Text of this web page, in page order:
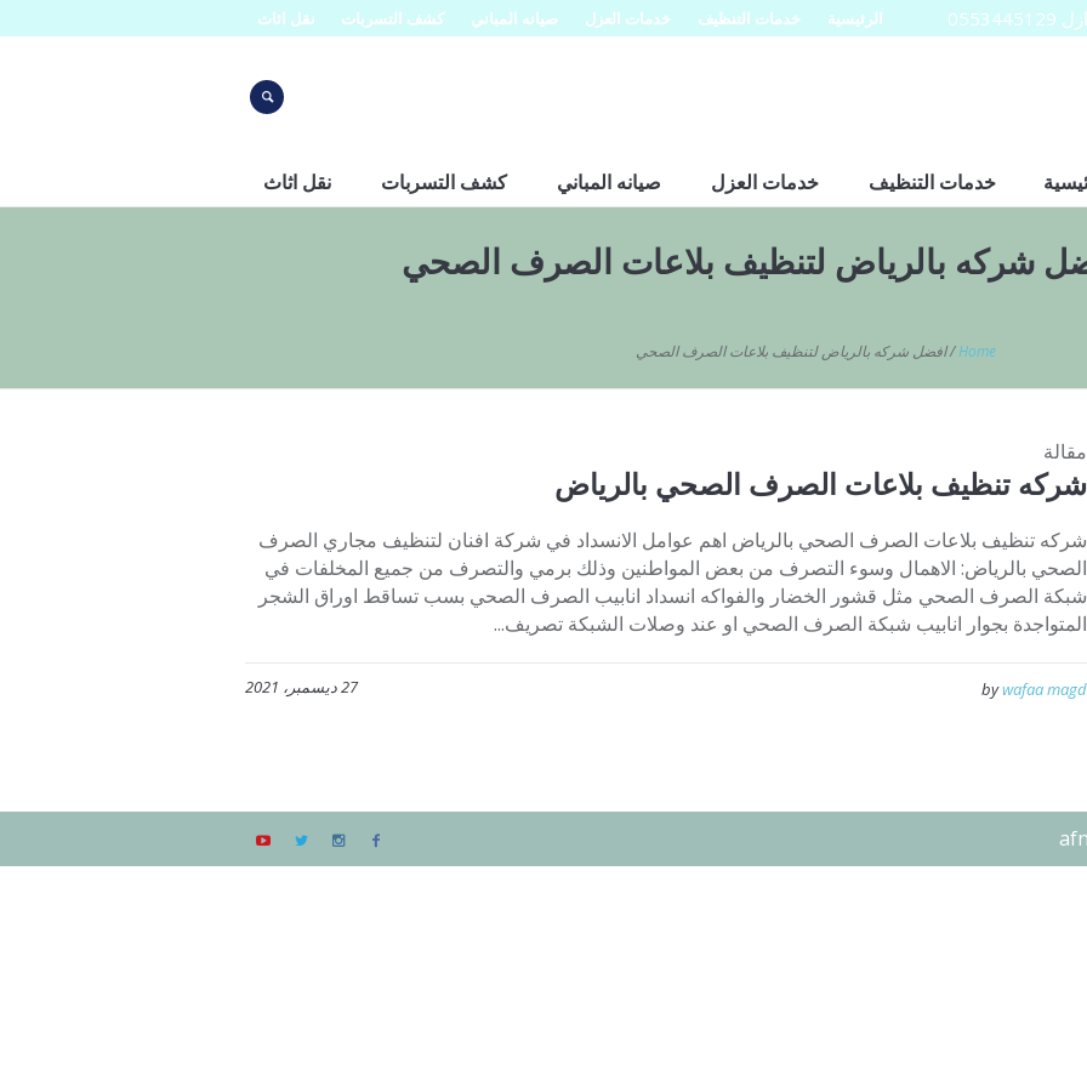
الرئيسية خدمات التنظيف خدمات العزل صيانه المباني كشف التسربات نقل اثاث
خدمات التنظيف خدمات العزل صيانه المباني كشف التسربات نقل اثاث
شركه بالرياض لتنظيف بلاعات الصرف الصحي
Home
/افضل شركه بالرياض لتنظيف بلاعات الصرف الصحي
مقالة
شركه تنظيف بلاعات الصرف الصحي بالرياض
شركه تنظيف بلاعات الصرف الصحي بالرياض اهم عوامل الانسداد في شركة افنان لتنظيف مجاري الصرف
الصحي بالرياض: الاهمال وسوء التصرف من بعض المواطنين وذلك برمي والتصرف من جميع المخلفات في
شبكة الصرف الصحي مثل قشور الخضار والفواكه انسداد انابيب الصرف الصحي بسب تساقط اوراق الشجر
المتواجدة بجوار انابيب شبكة الصرف الصحي او عند وصلات الشبكة تصريف...
27 ديسمبر، 2021 bywafaa magd